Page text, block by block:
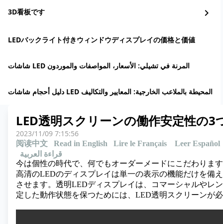
3D看板です chevron_right
LEDバックライト付きウィンドウディスプレイの価格と価値
شاشات LED المرنة في تشيلي: الأسعار، المواصفات والموردون
دليل أحجام شاشات LED المحيطة بالملاعب الخارجية: المعايير والتكاليف
LED透明スクリーンの働作安定性の
2023/11/09 7:15:56
阅读中文 Read in English Lire le Français
Leer Español
قراءة العربية
今は個性の時代で、何でもオーダーメードにこだわりま
高清のLEDのディスプレイは単一の表示の機能だけを備
させます。透明LEDディスプレイは、コマーシャルやレ
定した動作状態を保つためには、LED透明スクリーンが